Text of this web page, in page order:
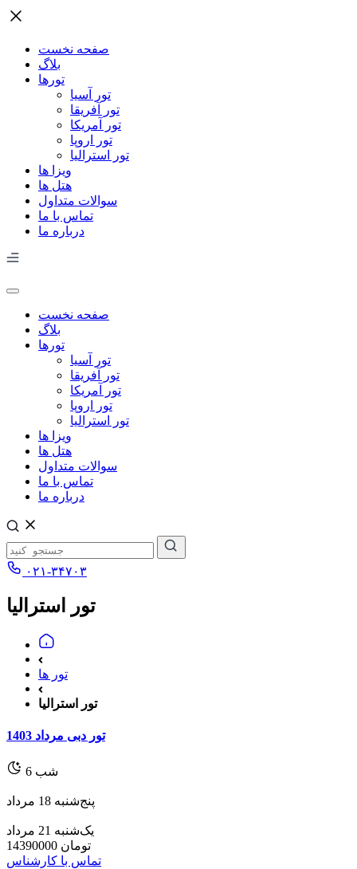
صفحه نخست
بلاگ
تورها
تور آسیا
تور آفریقا
تور آمریکا
تور اروپا
تور استرالیا
ویزا ها
هتل ها
سوالات متداول
تماس با ما
درباره ما
صفحه نخست
بلاگ
تورها
تور آسیا
تور آفریقا
تور آمریکا
تور اروپا
تور استرالیا
ویزا ها
هتل ها
سوالات متداول
تماس با ما
درباره ما
۰۲۱-۳۴۷۰۳
تور استرالیا
تور ها
تور استرالیا
تور دبی مرداد 1403
6 شب
پنج‌شنبه 18 مرداد
یک‌شنبه 21 مرداد
14390000 تومان
تماس با کارشناس